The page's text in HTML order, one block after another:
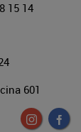
15 14
601